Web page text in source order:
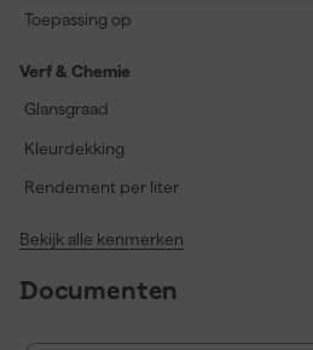
na 45 minuten maken jouw klus een
tegen corrosie die het verdient.
Toepassing op
Verf & Chemie
Glansgraad
Kleurdekking
Rendement per liter
Bekijk alle kenmerken
Documenten